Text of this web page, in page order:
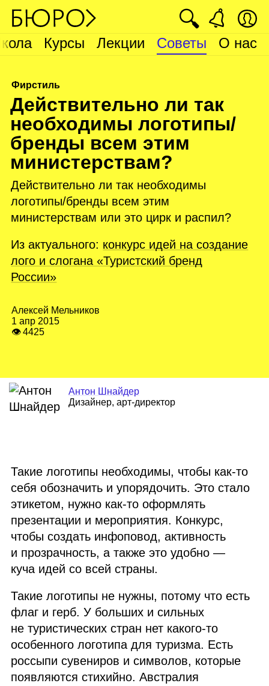
Курсы Лекции Советы О нас
🔍
Фирстиль
Действительно ли так
необходимы логотипы/
бренды всем этим
министерствам?
Действительно ли так необходимы
логотипы/бренды всем этим
министерствам или это цирк и распил?
Из актуального: конкурс идей на создание
лого и слогана «Туристский бренд
России»
Алексей Мельников
1 апр 2015
👁 4425
Антон Шнайдер
Дизайнер, арт‑директор
Такие логотипы необходимы, чтобы как‑то
себя обозначить и упорядочить. Это стало
этикетом, нужно как‑то оформлять
презентации и мероприятия. Конкурс,
чтобы создать инфоповод, активность
и прозрачность, а также это удобно —
куча идей со всей страны.
Такие логотипы не нужны, потому что есть
флаг и герб. У больших и сильных
не туристических стран нет какого‑то
особенного логотипа для туризма. Есть
россыпи сувениров и символов, которые
появляются стихийно. Австралия